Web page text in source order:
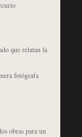
que relatan la
fotógrafa
obras para un